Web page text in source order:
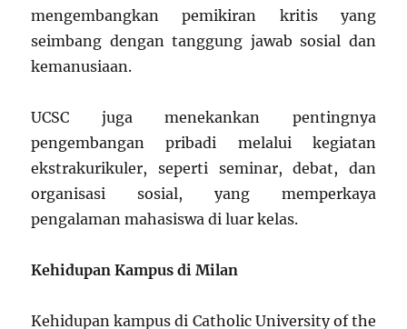
mengembangkan pemikiran kritis yang
seimbang dengan tanggung jawab sosial dan
kemanusiaan.
UCSC juga menekankan pentingnya
pengembangan pribadi melalui kegiatan
ekstrakurikuler, seperti seminar, debat, dan
organisasi sosial, yang memperkaya
pengalaman mahasiswa di luar kelas.
Kehidupan Kampus di Milan
Kehidupan kampus di Catholic University of the